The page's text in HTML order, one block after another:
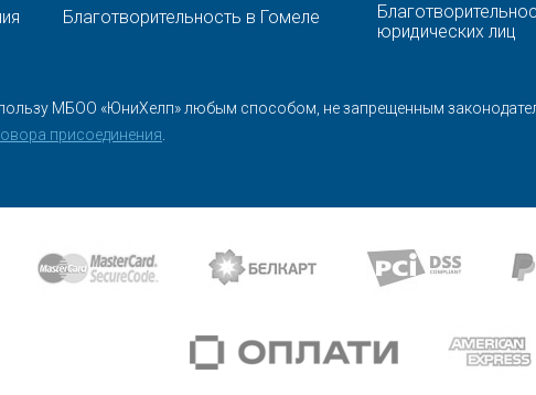
Благотворительность в Гомеле
юридических лиц
МБОО «ЮниХелп» любым способом, не запрещенным
присоединения